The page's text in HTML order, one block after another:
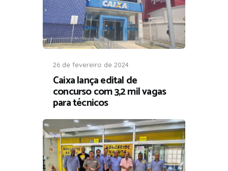
26 de fevereiro de 2024
Caixa lança edital de
concurso com 3,2 mil vagas
para técnicos